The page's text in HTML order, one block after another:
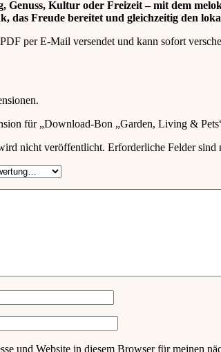
Genuss, Kultur oder Freizeit – mit dem
das Freude bereitet und gleichzeitig den
per E-Mail versendet und kann sofort
für „Download-Bon „Garden, Living &
nicht veröffentlicht. Erforderliche Felder sind
und Website in diesem Browser für meinen